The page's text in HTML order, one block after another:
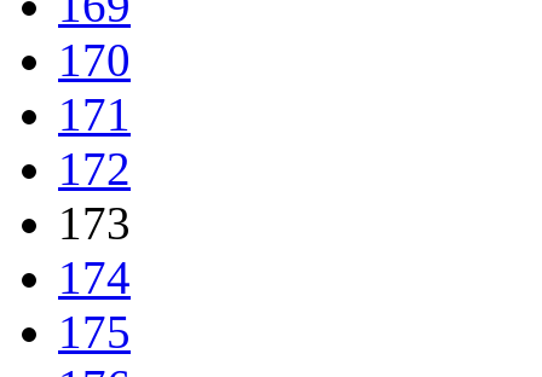
170
171
172
173
174
175